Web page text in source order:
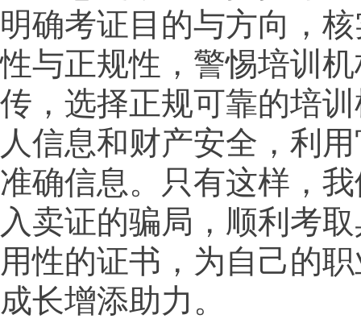
明确考证目的与方向，
性与正规性，警惕培训
传，选择正规可靠的培
人信息和财产安全，利
准确信息。只有这样，
入卖证的骗局，顺利考
用性的证书，为自己的
成长增添助力。